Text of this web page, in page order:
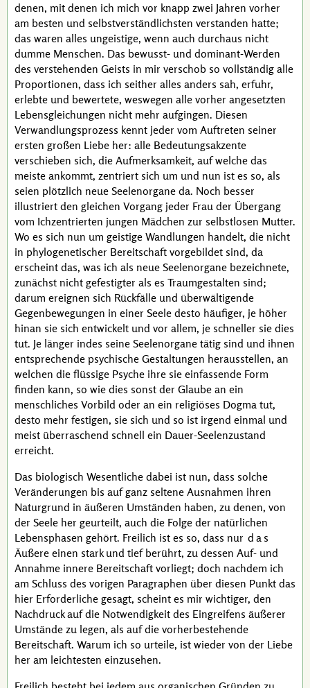
denen, mit denen ich mich vor knapp zwei Jahren vorher
am besten und selbstverständlichsten verstanden hatte;
das waren alles ungeistige, wenn auch durchaus nicht
dumme Menschen. Das bewusst- und dominant-Werden
des verstehenden Geists in mir verschob so vollständig alle
Proportionen, dass ich seither alles anders sah, erfuhr,
erlebte und bewertete, weswegen alle vorher angesetzten
Lebensgleichungen nicht mehr aufgingen. Diesen
Verwandlungsprozess kennt jeder vom Auftreten seiner
ersten großen Liebe her: alle Bedeutungsakzente
verschieben sich, die Aufmerksamkeit, auf welche das
meiste ankommt, zentriert sich um und nun ist es so, als
seien plötzlich neue Seelenorgane da. Noch besser
illustriert den gleichen Vorgang jeder Frau der Übergang
vom Ichzentrierten jungen Mädchen zur selbstlosen Mutter.
Wo es sich nun um geistige Wandlungen handelt, die nicht
in phylogenetischer Bereitschaft vorgebildet sind, da
erscheint das, was ich als neue Seelenorgane bezeichnete,
zunächst nicht gefestigter als es Traumgestalten sind;
darum ereignen sich Rückfälle und überwältigende
Gegenbewegungen in einer Seele desto häufiger, je höher
hinan sie sich entwickelt und vor allem, je schneller sie dies
tut. Je länger indes seine Seelenorgane tätig sind und ihnen
entsprechende psychische Gestaltungen herausstellen, an
welchen die flüssige Psyche ihre sie einfassende Form
finden kann, so wie dies sonst der Glaube an ein
menschliches Vorbild oder an ein religiöses Dogma tut,
desto mehr festigen, sie sich und so ist irgend einmal und
meist überraschend schnell ein Dauer-Seelenzustand
erreicht.
Das biologisch Wesentliche dabei ist nun, dass solche
Veränderungen bis auf ganz seltene Ausnahmen ihren
Naturgrund in äußeren Umständen haben, zu denen, von
der Seele her geurteilt, auch die Folge der natürlichen
Lebensphasen gehört. Freilich ist es so, dass nur das
Äußere einen stark und tief berührt, zu dessen Auf- und
Annahme innere Bereitschaft vorliegt; doch nachdem ich
am Schluss des vorigen Paragraphen über diesen Punkt das
hier Erforderliche gesagt, scheint es mir wichtiger, den
Nachdruck auf die Notwendigkeit des Eingreifens äußerer
Umstände zu legen, als auf die vorherbestehende
Bereitschaft. Warum ich so urteile, ist wieder von der Liebe
her am leichtesten einzusehen.